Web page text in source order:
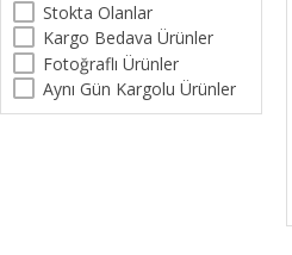
Stokta Olanlar
Kargo Bedava Ürünler
Fotoğraflı Ürünler
Aynı Gün Kargolu Ürünler